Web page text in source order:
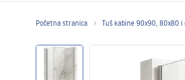
Tuš vrata
Početna stranica Tuš kabine 90x90, 80x80 i